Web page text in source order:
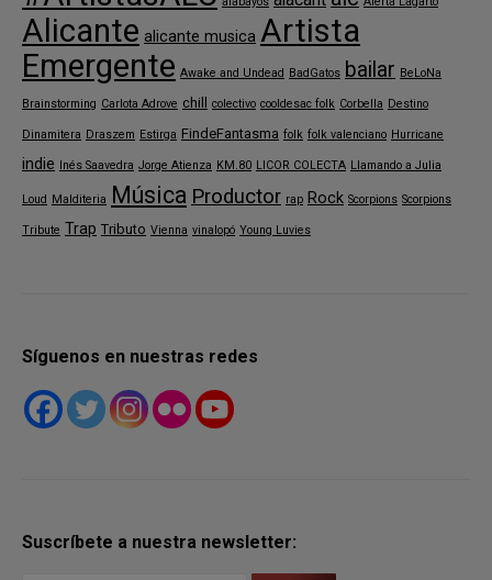
Alicante alicante musica Artista
Emergente Awake and Undead BadGatos bailar BeLoNa
Brainstorming Carlota Adrove chill colectivo cooldesac folk Corbella Destino
Dinamitera Draszem Estirga FindeFantasma folk folk valenciano Hurricane
indie Inés Saavedra Jorge Atienza KM.80 LICOR COLECTA Llamando a Julia
Loud Malditeria Música Productor rap Rock Scorpions Scorpions
Tribute Trap Tributo Vienna vinalopó Young Luvies
Síguenos en nuestras redes
Suscríbete a nuestra newsletter: